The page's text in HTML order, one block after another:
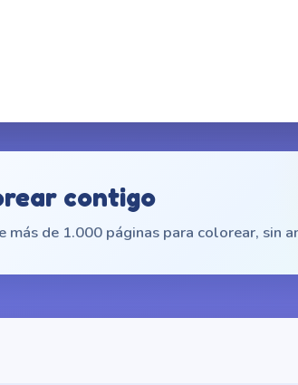
contigo
de 1.000 páginas para colorear, sin